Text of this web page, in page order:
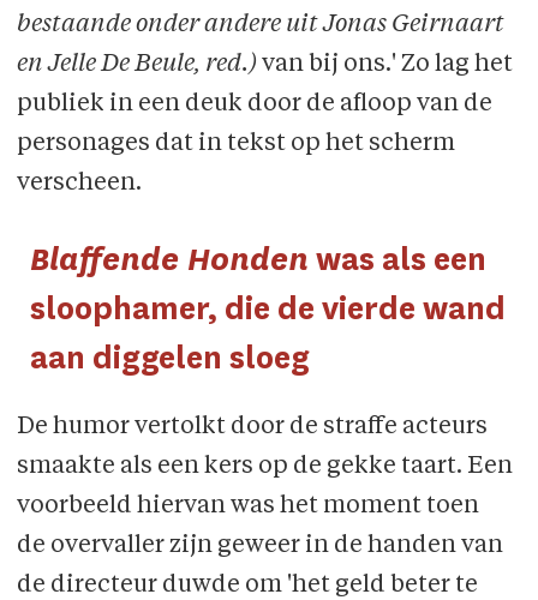
bestaande onder andere uit Jonas Geirnaart
en Jelle De Beule, red.) van bij ons.' Zo lag het
publiek in een deuk door de afloop van de
personages dat in tekst op het scherm
verscheen.
Blaffende Honden was als een
sloophamer, die de vierde wand
aan diggelen sloeg
De humor vertolkt door de straffe acteurs
smaakte als een kers op de gekke taart. Een
voorbeeld hiervan was het moment toen
de overvaller zijn geweer in de handen van
de directeur duwde om 'het geld beter te